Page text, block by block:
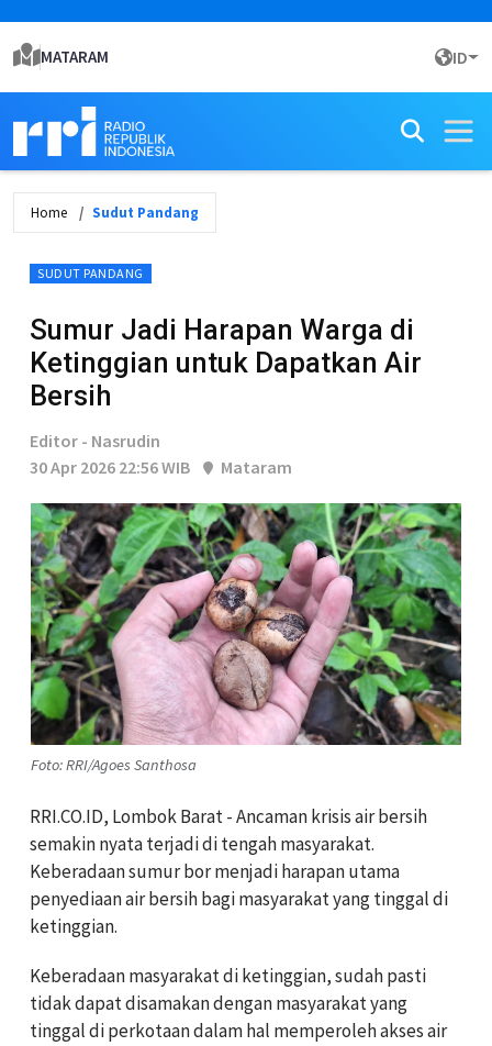
MATARAM ID
Home Sudut Pandang
SUDUT PANDANG
Sumur Jadi Harapan Warga di
Ketinggian untuk Dapatkan Air
Bersih
Editor - Nasrudin
30 Apr 2026 22:56 WIB
Mataram
Foto: RRI/Agoes Santhosa
RRI.CO.ID, Lombok Barat - Ancaman krisisairbersih
semakin nyata terjadi di tengah masyarakat.
Keberadaan sumur bor menjadi harapan utama
penyediaanairbersih bagi masyarakat yang tinggal di
ketinggian.
Keberadaan masyarakat di ketinggian, sudah pasti
tidak dapat disamakan dengan masyarakat yang
tinggal di perkotaan dalam hal memperoleh aksesair